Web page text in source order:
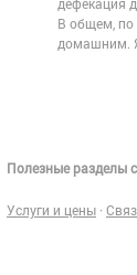
В общем, по
домашним. Я
Полезные разделы
Услуги и цены ·